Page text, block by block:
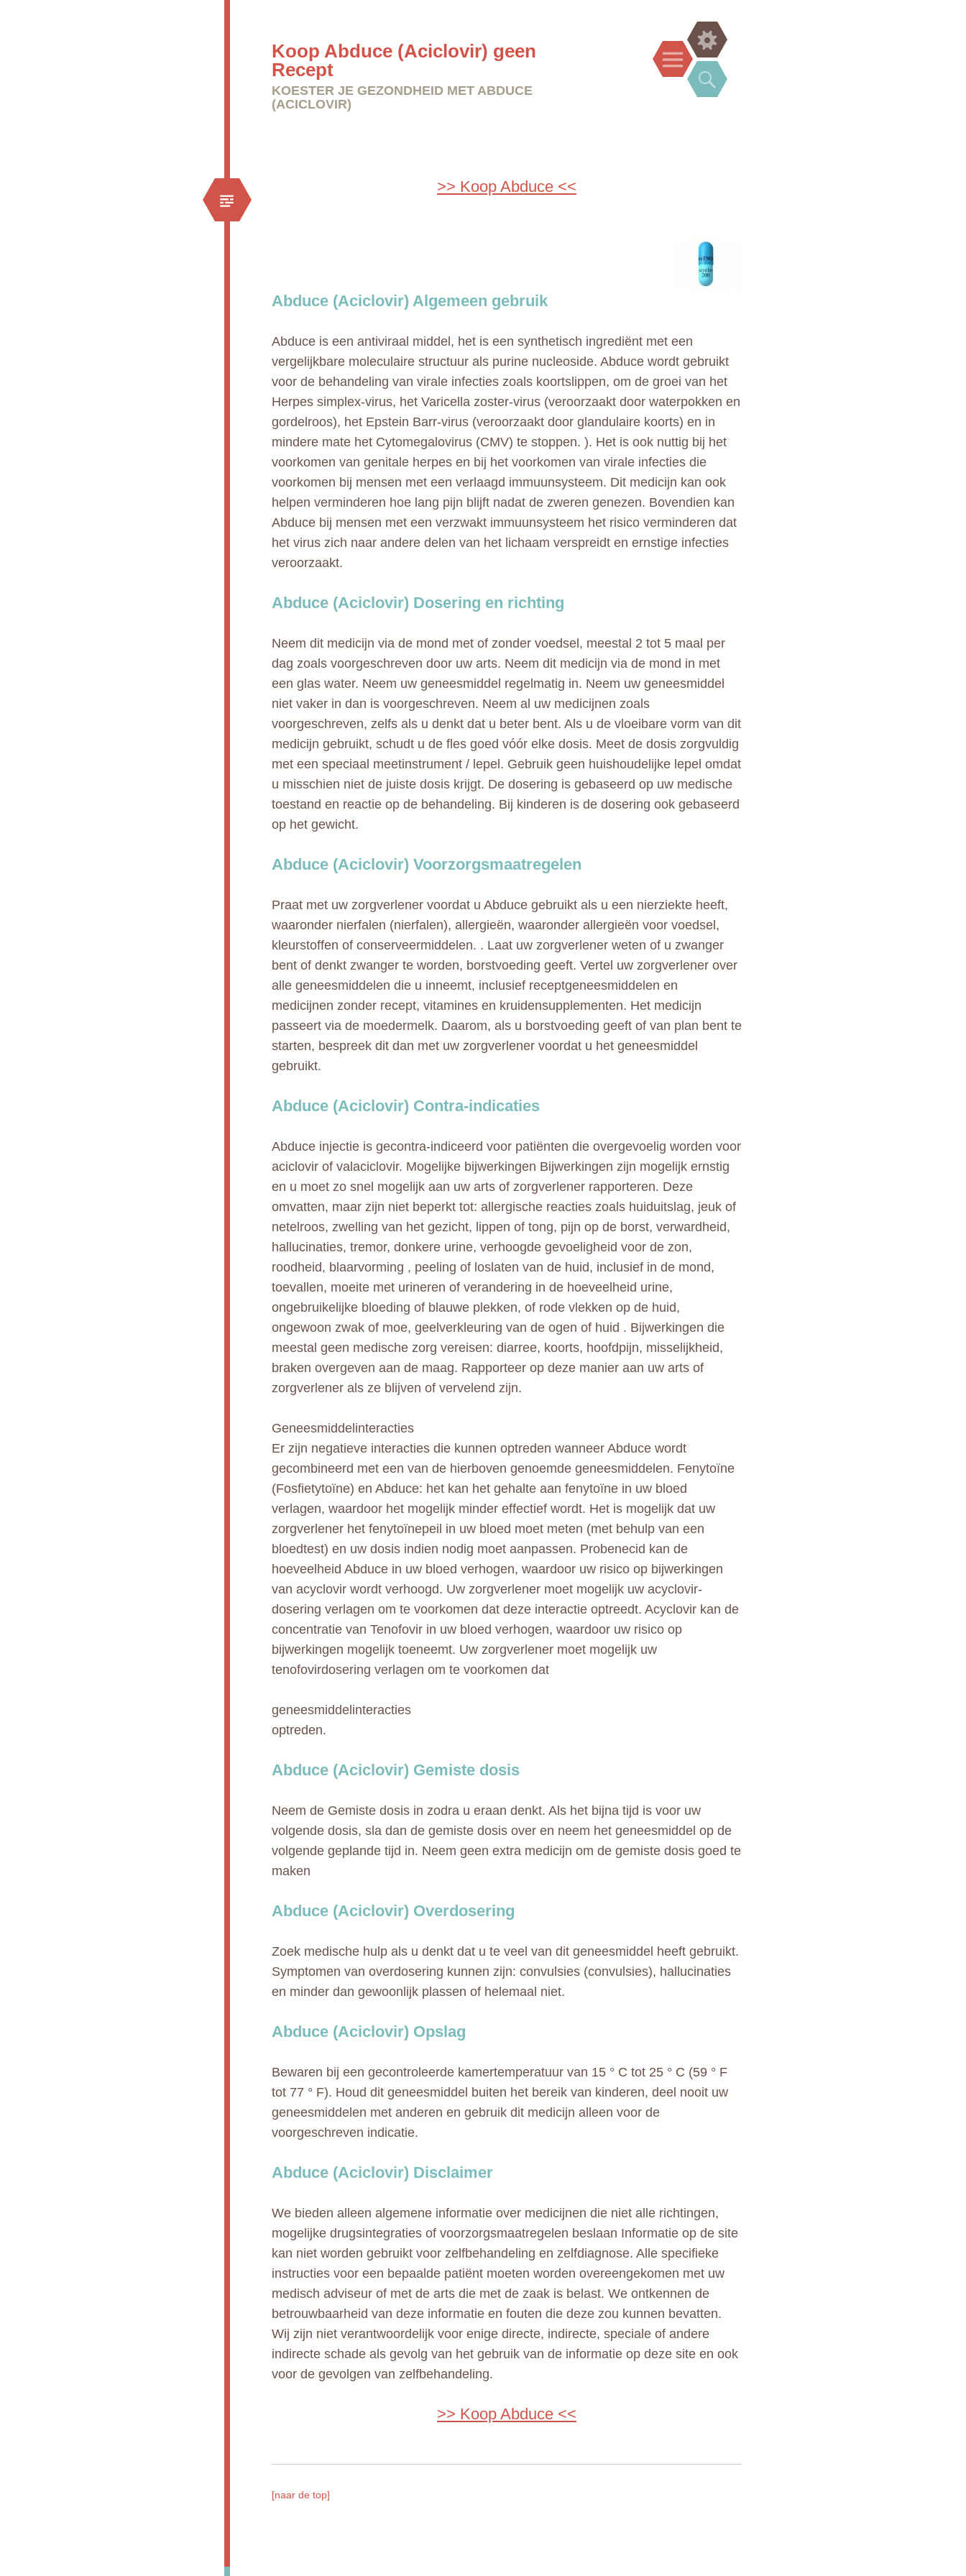
Koop Abduce (Aciclovir) geen
Recept
KOESTER JE GEZONDHEID MET ABDUCE
(ACICLOVIR)
Menu
Widgets
Search
>> Koop Abduce <<
Abduce (Aciclovir) Algemeen gebruik
Abduce is een antiviraal middel, het is een synthetisch ingrediënt met een
vergelijkbare moleculaire structuur als purine nucleoside. Abduce wordt gebruikt
voor de behandeling van virale infecties zoals koortslippen, om de groei van het
Herpes simplex-virus, het Varicella zoster-virus (veroorzaakt door waterpokken en
gordelroos), het Epstein Barr-virus (veroorzaakt door glandulaire koorts) en in
mindere mate het Cytomegalovirus (CMV) te stoppen. ). Het is ook nuttig bij het
voorkomen van genitale herpes en bij het voorkomen van virale infecties die
voorkomen bij mensen met een verlaagd immuunsysteem. Dit medicijn kan ook
helpen verminderen hoe lang pijn blijft nadat de zweren genezen. Bovendien kan
Abduce bij mensen met een verzwakt immuunsysteem het risico verminderen dat
het virus zich naar andere delen van het lichaam verspreidt en ernstige infecties
veroorzaakt.
Abduce (Aciclovir) Dosering en richting
Neem dit medicijn via de mond met of zonder voedsel, meestal 2 tot 5 maal per
dag zoals voorgeschreven door uw arts. Neem dit medicijn via de mond in met
een glas water. Neem uw geneesmiddel regelmatig in. Neem uw geneesmiddel
niet vaker in dan is voorgeschreven. Neem al uw medicijnen zoals
voorgeschreven, zelfs als u denkt dat u beter bent. Als u de vloeibare vorm van dit
medicijn gebruikt, schudt u de fles goed vóór elke dosis. Meet de dosis zorgvuldig
met een speciaal meetinstrument / lepel. Gebruik geen huishoudelijke lepel omdat
u misschien niet de juiste dosis krijgt. De dosering is gebaseerd op uw medische
toestand en reactie op de behandeling. Bij kinderen is de dosering ook gebaseerd
op het gewicht.
Abduce (Aciclovir) Voorzorgsmaatregelen
Praat met uw zorgverlener voordat u Abduce gebruikt als u een nierziekte heeft,
waaronder nierfalen (nierfalen), allergieën, waaronder allergieën voor voedsel,
kleurstoffen of conserveermiddelen. . Laat uw zorgverlener weten of u zwanger
bent of denkt zwanger te worden, borstvoeding geeft. Vertel uw zorgverlener over
alle geneesmiddelen die u inneemt, inclusief receptgeneesmiddelen en
medicijnen zonder recept, vitamines en kruidensupplementen. Het medicijn
passeert via de moedermelk. Daarom, als u borstvoeding geeft of van plan bent te
starten, bespreek dit dan met uw zorgverlener voordat u het geneesmiddel
gebruikt.
Abduce (Aciclovir) Contra-indicaties
Abduce injectie is gecontra-indiceerd voor patiënten die overgevoelig worden voor
aciclovir of valaciclovir. Mogelijke bijwerkingen Bijwerkingen zijn mogelijk ernstig
en u moet zo snel mogelijk aan uw arts of zorgverlener rapporteren. Deze
omvatten, maar zijn niet beperkt tot: allergische reacties zoals huiduitslag, jeuk of
netelroos, zwelling van het gezicht, lippen of tong, pijn op de borst, verwardheid,
hallucinaties, tremor, donkere urine, verhoogde gevoeligheid voor de zon,
roodheid, blaarvorming , peeling of loslaten van de huid, inclusief in de mond,
toevallen, moeite met urineren of verandering in de hoeveelheid urine,
ongebruikelijke bloeding of blauwe plekken, of rode vlekken op de huid,
ongewoon zwak of moe, geelverkleuring van de ogen of huid . Bijwerkingen die
meestal geen medische zorg vereisen: diarree, koorts, hoofdpijn, misselijkheid,
braken overgeven aan de maag. Rapporteer op deze manier aan uw arts of
zorgverlener als ze blijven of vervelend zijn.
Geneesmiddelinteracties
Er zijn negatieve interacties die kunnen optreden wanneer Abduce wordt
gecombineerd met een van de hierboven genoemde geneesmiddelen. Fenytoïne
(Fosfietytoïne) en Abduce: het kan het gehalte aan fenytoïne in uw bloed
verlagen, waardoor het mogelijk minder effectief wordt. Het is mogelijk dat uw
zorgverlener het fenytoïnepeil in uw bloed moet meten (met behulp van een
bloedtest) en uw dosis indien nodig moet aanpassen. Probenecid kan de
hoeveelheid Abduce in uw bloed verhogen, waardoor uw risico op bijwerkingen
van acyclovir wordt verhoogd. Uw zorgverlener moet mogelijk uw acyclovir-
dosering verlagen om te voorkomen dat deze interactie optreedt. Acyclovir kan de
concentratie van Tenofovir in uw bloed verhogen, waardoor uw risico op
bijwerkingen mogelijk toeneemt. Uw zorgverlener moet mogelijk uw
tenofovirdosering verlagen om te voorkomen dat
geneesmiddelinteracties
optreden.
Abduce (Aciclovir) Gemiste dosis
Neem de Gemiste dosis in zodra u eraan denkt. Als het bijna tijd is voor uw
volgende dosis, sla dan de gemiste dosis over en neem het geneesmiddel op de
volgende geplande tijd in. Neem geen extra medicijn om de gemiste dosis goed te
maken
Abduce (Aciclovir) Overdosering
Zoek medische hulp als u denkt dat u te veel van dit geneesmiddel heeft gebruikt.
Symptomen van overdosering kunnen zijn: convulsies (convulsies), hallucinaties
en minder dan gewoonlijk plassen of helemaal niet.
Abduce (Aciclovir) Opslag
Bewaren bij een gecontroleerde kamertemperatuur van 15 ° C tot 25 ° C (59 ° F
tot 77 ° F). Houd dit geneesmiddel buiten het bereik van kinderen, deel nooit uw
geneesmiddelen met anderen en gebruik dit medicijn alleen voor de
voorgeschreven indicatie.
Abduce (Aciclovir) Disclaimer
We bieden alleen algemene informatie over medicijnen die niet alle richtingen,
mogelijke drugsintegraties of voorzorgsmaatregelen beslaan Informatie op de site
kan niet worden gebruikt voor zelfbehandeling en zelfdiagnose. Alle specifieke
instructies voor een bepaalde patiënt moeten worden overeengekomen met uw
medisch adviseur of met de arts die met de zaak is belast. We ontkennen de
betrouwbaarheid van deze informatie en fouten die deze zou kunnen bevatten.
Wij zijn niet verantwoordelijk voor enige directe, indirecte, speciale of andere
indirecte schade als gevolg van het gebruik van de informatie op deze site en ook
voor de gevolgen van zelfbehandeling.
>> Koop Abduce <<
[naar de top]